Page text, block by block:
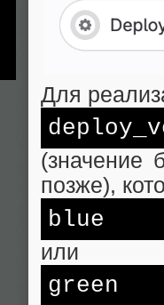
Для
(значение
позже),
blue
или
green